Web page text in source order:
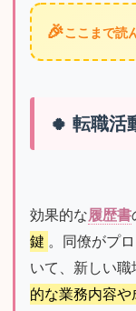
🎉ここまで読
転職活
効果的な履歴書
鍵 。同僚がプ
いて、新しい職
的な業務内容や